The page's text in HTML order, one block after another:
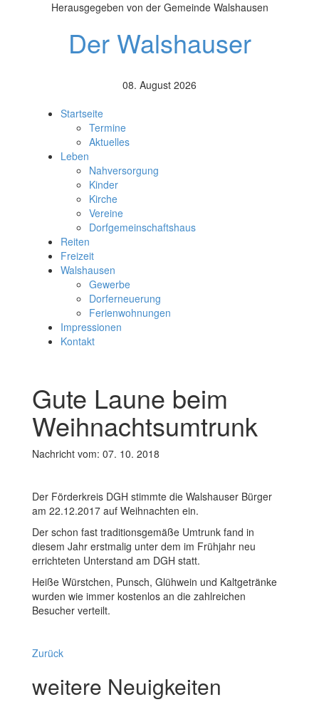
Herausgegeben von der Gemeinde Walshausen
Der Walshauser
08. August 2026
Startseite
Termine
Aktuelles
Leben
Nahversorgung
Kinder
Kirche
Vereine
Dorfgemeinschaftshaus
Reiten
Freizeit
Walshausen
Gewerbe
Dorferneuerung
Ferienwohnungen
Impressionen
Kontakt
Gute Laune beim
Weihnachtsumtrunk
Nachricht vom: 07. 10. 2018
Der Förderkreis DGH stimmte die Walshauser Bürger
am 22.12.2017 auf Weihnachten ein.
Der schon fast traditionsgemäße Umtrunk fand in
diesem Jahr erstmalig unter dem im Frühjahr neu
errichteten Unterstand am DGH statt.
Heiße Würstchen, Punsch, Glühwein und Kaltgetränke
wurden wie immer kostenlos an die zahlreichen
Besucher verteilt.
Zurück
weitere Neuigkeiten